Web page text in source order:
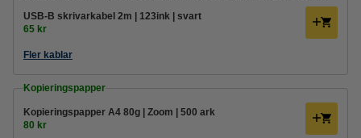
USB-B skrivarkabel 2m | 123ink | svart
65 kr
Fler kablar
Kopieringspapper
Kopieringspapper A4 80g | Zoom | 500 ark
80 kr